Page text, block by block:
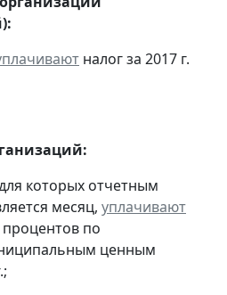
налог за 2017 г.
которых отчетным
месяц, уплачивают
процентов по
ценным